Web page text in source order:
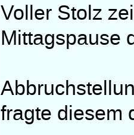
Voller Stolz
Mittagspause
fragte diesem